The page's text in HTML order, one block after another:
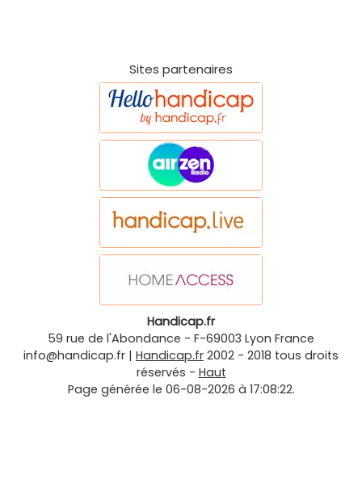
Sites partenaires
Handicap.fr
59 rue de l'Abondance - F-69003 Lyon France
info@handicap.fr | Handicap.fr 2002 - 2018 tous droits
réservés - Haut
Page générée le 06-08-2026 à 17:08:22.